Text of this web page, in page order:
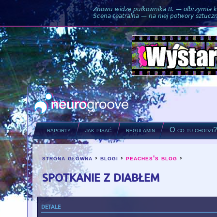
Znowu widzę pułkownika B. — olbrzymia
Scena teatralna — na niej potwory
raporty jak pisać regulamin O co tu chodzi?
you are here
strona główna ›blogi ›peaches's blog ›
spotkanie z diabłem
detale